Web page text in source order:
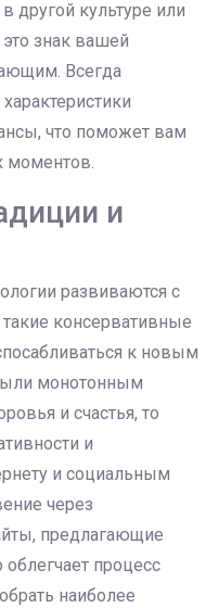
другой культуре или
знак вашей
Всегда
что поможет вам
моментов.
и
развиваются с
консервативные
к новым
монотонным
и счастья, то
и
и социальным
через
предлагающие
процесс
наиболее